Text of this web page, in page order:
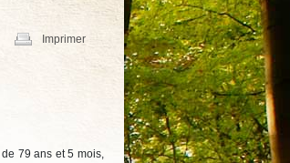
Imprimer
79 ans et 5 mois,